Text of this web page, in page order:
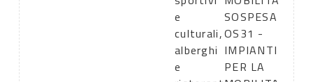
e
culturali,
alberghi
e
SOSPESA
OS31 -
IMPIANTI
PER LA